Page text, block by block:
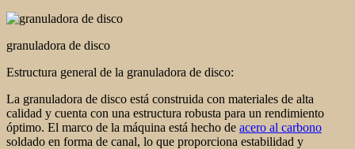
granuladora de disco
Estructura general de la granuladora de disco:
La granuladora de disco está construida con materiales de alta
calidad y cuenta con una estructura robusta para un rendimiento
óptimo. El marco de la máquina está hecho de acero al carbono
soldado en forma de canal, lo que proporciona estabilidad y